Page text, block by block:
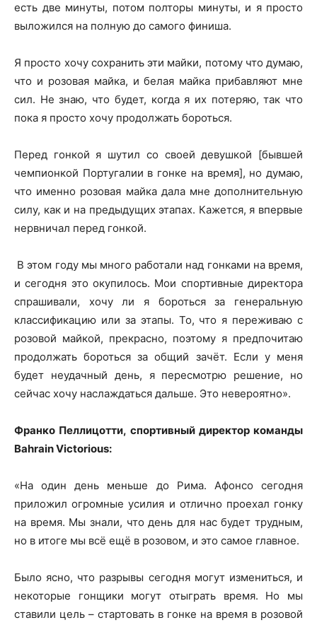
есть две минуты, потом полторы минуты, и я просто
выложился на полную до самого финиша.
Я просто хочу сохранить эти майки, потому что думаю,
что и розовая майка, и белая майка прибавляют мне
сил. Не знаю, что будет, когда я их потеряю, так что
пока я просто хочу продолжать бороться.
Перед гонкой я шутил со своей девушкой [бывшей
чемпионкой Португалии в гонке на время], но думаю,
что именно розовая майка дала мне дополнительную
силу, как и на предыдущих этапах. Кажется, я впервые
нервничал перед гонкой.
В этом году мы много работали над гонками на время,
и сегодня это окупилось. Мои спортивные директора
спрашивали, хочу ли я бороться за генеральную
классификацию или за этапы. То, что я переживаю с
розовой майкой, прекрасно, поэтому я предпочитаю
продолжать бороться за общий зачёт. Если у меня
будет неудачный день, я пересмотрю решение, но
сейчас хочу наслаждаться дальше. Это невероятно».
Франко Пеллицотти, спортивный директор команды
Bahrain Victorious:
«На один день меньше до Рима. Афонсо сегодня
приложил огромные усилия и отлично проехал гонку
на время. Мы знали, что день для нас будет трудным,
но в итоге мы всё ещё в розовом, и это самое главное.
Было ясно, что разрывы сегодня могут измениться, и
некоторые гонщики могут отыграть время. Но мы
ставили цель – стартовать в гонке на время в розовой